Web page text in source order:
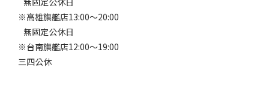
※高雄旗艦店13:00～20:00
無固定公休日
※台南旗艦店12:00～19:00
三四公休